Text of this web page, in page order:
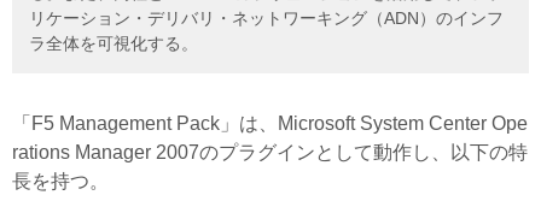
リケーション・デリバリ・ネットワーキング（ADN）のインフ
ラ全体を可視化する。
「F5 Management Pack」は、Microsoft System Center Ope
rations Manager 2007のプラグインとして動作し、以下の特
長を持つ。